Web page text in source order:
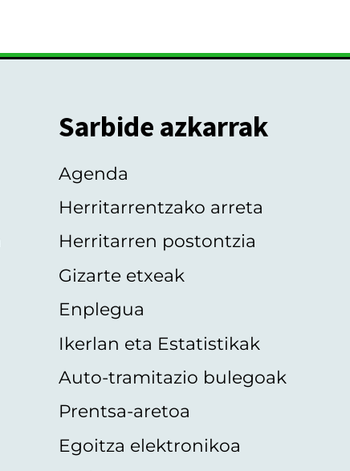
Sarbide azkarrak
Agenda
Herritarrentzako arreta
Herritarren postontzia
Gizarte etxeak
Enplegua
Ikerlan eta Estatistikak
Auto-tramitazio bulegoak
Prentsa-aretoa
Egoitza elektronikoa